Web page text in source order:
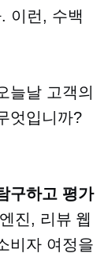
이런, 수백
늘날 고객의
엇입니까?
구하고 평가
진, 리뷰 웹
비자 여정을